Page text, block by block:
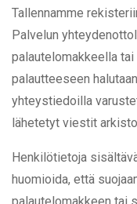
Tallennamme
Palvelun
palautelomakkeella
palautteeseen
yhteystiedoilla
lähetetyt viestit
Henkilötietoja
huomioida, että